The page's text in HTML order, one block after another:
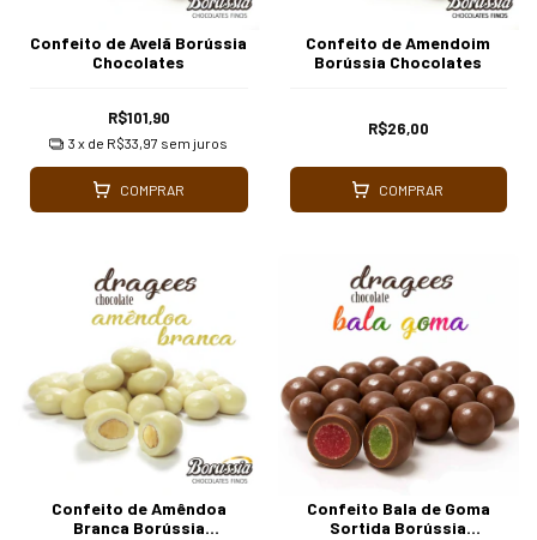
Confeito de Avelã Borússia
Chocolates
R$101,90
3 x de R$33,97 sem juros
COMPRAR
Confeito de Amendoim
Borússia Chocolates
R$26,00
COMPRAR
Confeito de Amêndoa
Branca Borússia
Confeito Bala de Goma
Sortida Borússia